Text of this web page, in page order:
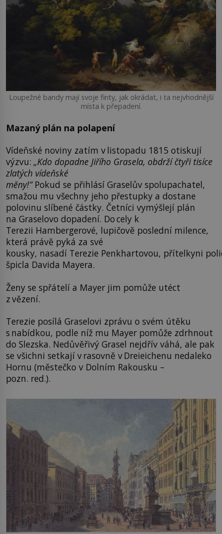
Loupežné bandy mají svoje finty, jak okrádat, i ta nejvhodnější
místa k přepadení.
Mazaný plán na polapení
Vídeňské noviny zatím v listopadu 1815 otiskují
výzvu: „Kdo dopadne Jiřího Grasela, obdrží čtyři tisíce
zlatých vídeňské
měny!“Pokud se přihlásí Graselův spolupachatel,
smažou mu všechny jeho přestupky a dostane
polovinu slíbené částky. Četníci vymýšlejí plán
na Graselovo dopadení. Do cely k
Terezii Hambergerové, lupičově poslední milence,
která právě pyká za své
kousky, nasadí Terezie Penkhartovou, přítelkyni
špicla Davida Mayera.
Ženy se spřátelí a Mayer jim pomůže utéct
z vězení.
Terezie posílá Graselovi zprávu o svém útěku
s nabídkou, podle níž mu Mayer pomůže zdrhnout
do Slezska. Nedůvěřivý Grasel nejdřív váhá, ale pak
se všichni setkají v rasovně v Dreieichenu nedaleko
Hornu (městečko v Dolním Rakousku –
pozn. red.).